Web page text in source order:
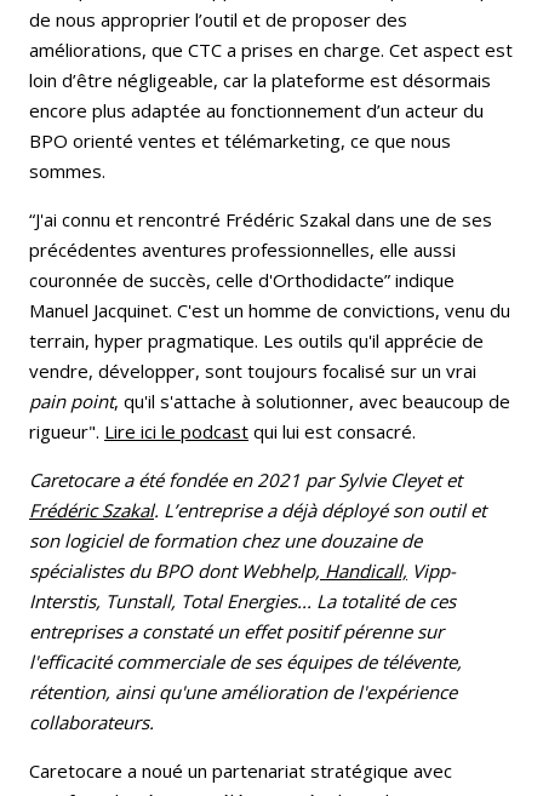
de nous approprier l’outil et de proposer des
améliorations, que CTC a prises en charge. Cet aspect est
loin d’être négligeable, car la plateforme est désormais
encore plus adaptée au fonctionnement d’un acteur du
BPO orienté ventes et télémarketing, ce que nous
sommes.
“J'ai connu et rencontré Frédéric Szakal dans une de ses
précédentes aventures professionnelles, elle aussi
couronnée de succès, celle d'Orthodidacte” indique
Manuel Jacquinet. C'est un homme de convictions, venu du
terrain, hyper pragmatique. Les outils qu'il apprécie de
vendre, développer, sont toujours focalisé sur un vrai
pain point, qu'il s'attache à solutionner, avec beaucoup de
rigueur". Lire ici le podcast qui lui est consacré.
Caretocare a été fondée en 2021 par Sylvie Cleyet et
Frédéric Szakal. L’entreprise a déjà déployé son outil et
son logiciel de formation chez une douzaine de
spécialistes du BPO dont Webhelp, Handicall, Vipp-
Interstis, Tunstall, Total Energies... La totalité de ces
entreprises a constaté un effet positif pérenne sur
l'efficacité commerciale de ses équipes de télévente,
rétention, ainsi qu'une amélioration de l'expérience
collaborateurs.
Caretocare a noué un partenariat stratégique avec